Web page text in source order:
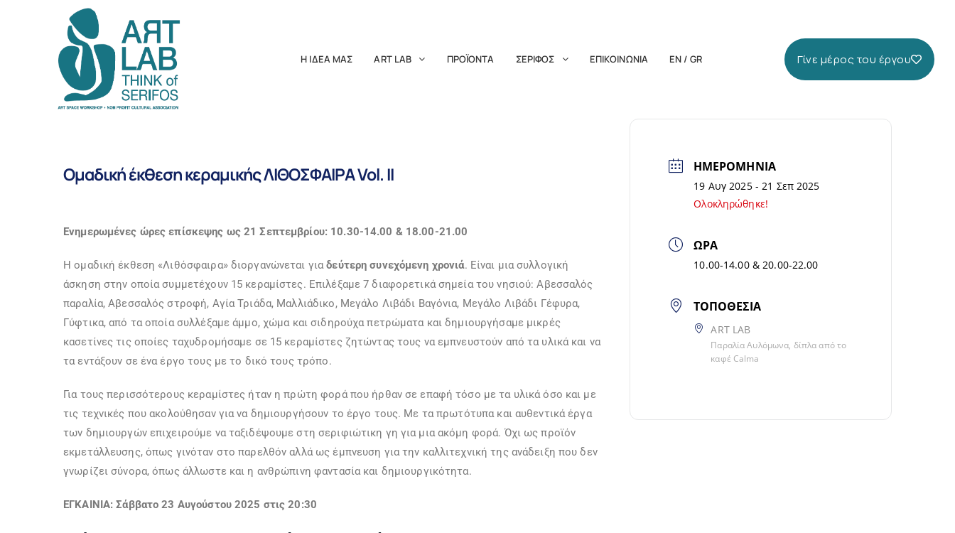
Η ΙΔΕΑ ΜΑΣ ART LAB ΠΡΟΪΟΝΤΑ ΣΕΡΙΦΟΣ ΕΠΙΚΟΙΝΩΝΙΑ EN / GR Γίνε μέρος του έργου
Ομαδική έκθεση κεραμικής ΛΙΘΟΣΦΑΙΡΑ Vol. II
Ενημερωμένες ώρες επίσκεψης ως 21 Σεπτεμβρίου: 10.30-14.00 & 18.00-21.00
Η ομαδική έκθεση «Λιθόσφαιρα» διοργανώνεται γιαδεύτερη συνεχόμενη χρονιά. Είναι μια συλλογική
άσκηση στην οποία συμμετέχουν 15 κεραμίστες. Επιλέξαμε 7 διαφορετικά σημεία του νησιού: Αβεσσαλός
παραλία, Αβεσσαλός στροφή, Αγία Τριάδα, Μαλλιάδικο, Μεγάλο Λιβάδι Βαγόνια, Μεγάλο Λιβάδι Γέφυρα,
Γύφτικα, από τα οποία συλλέξαμε άμμο, χώμα και σιδηρούχα πετρώματα και δημιουργήσαμε μικρές
κασετίνες τις οποίες ταχυδρομήσαμε σε 15 κεραμίστες ζητώντας τους να εμπνευστούν από τα υλικά και να
τα εντάξουν σε ένα έργο τους με το δικό τους τρόπο.
Για τους περισσότερους κεραμίστες ήταν η πρώτη φορά που ήρθαν σε επαφή τόσο με τα υλικά όσο και με
τις τεχνικές που ακολούθησαν για να δημιουργήσουν το έργο τους. Με τα πρωτότυπα και αυθεντικά έργα
των δημιουργών επιχειρούμε να ταξιδέψουμε στη σεριφιώτικη γη για μια ακόμη φορά. Όχι ως προϊόν
εκμετάλλευσης, όπως γινόταν στο παρελθόν αλλά ως έμπνευση για την καλλιτεχνική της ανάδειξη που δεν
γνωρίζει σύνορα, όπως άλλωστε και η ανθρώπινη φαντασία και δημιουργικότητα.
ΕΓΚΑΙΝΙΑ: Σάββατο 23 Αυγούστου 2025 στις 20:30
ΗΜΕΡΟΜΗΝΙΑ
19 Αυγ 2025- 21 Σεπ 2025
Ολοκληρώθηκε!
ΏΡΑ
10.00-14.00 & 20.00-22.00
ΤΟΠΟΘΕΣΙΑ
ART LAB
Παραλία Αυλόμωνα, δίπλα από το
καφέ Calma